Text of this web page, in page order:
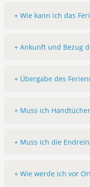
+ Wie kann ich das
+ Ankunft und Bezug
+ Übergabe des
+ Muss ich
+ Muss ich die
+ Wie werde ich vor